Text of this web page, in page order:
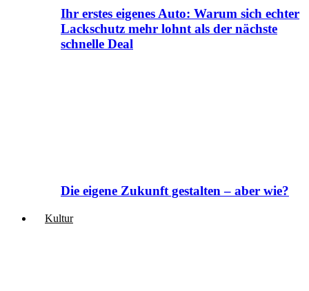
Ihr erstes eigenes Auto: Warum sich echter
Lackschutz mehr lohnt als der nächste
schnelle Deal
Die eigene Zukunft gestalten – aber wie?
Kultur